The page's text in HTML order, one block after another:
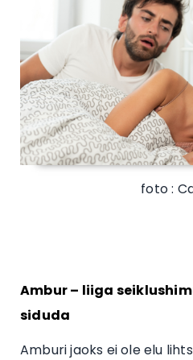
foto :
Ambur – liiga
siduda
Amburi jaoks ei ole elu